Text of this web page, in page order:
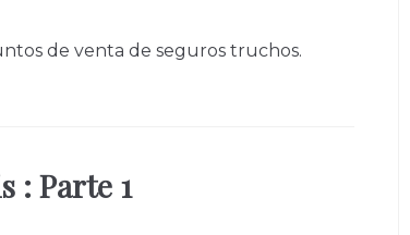
de venta de seguros truchos.
: Parte 1